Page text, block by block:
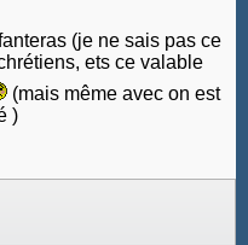
(je ne sais pas ce
ets ce valable
(mais même avec on est
)